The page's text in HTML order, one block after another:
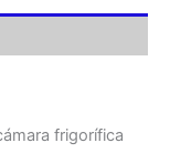
frigorífica